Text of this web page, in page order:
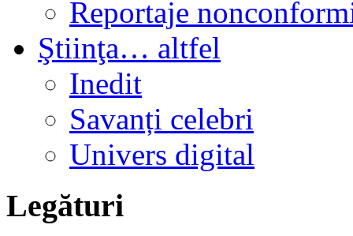
Reportaje
Ştiinţa… altfel
Inedit
Savanți celebri
Univers digital
Legături